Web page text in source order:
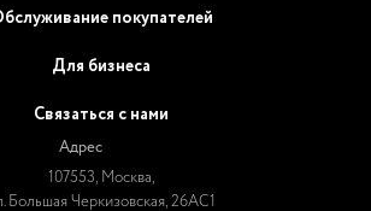
покупателей
Для бизнеса
Связаться с нами
Адрес
107553, Москва,
Большая Черкизовская, 26АС1